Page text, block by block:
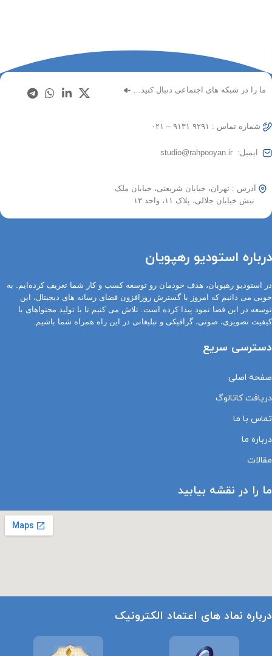
ما را در شبکه های اجتماعی دنبال کنید…
شماره تماس : ۹۲۹۱ ۹۱۳۱ – ۰۲۱
ایمیل: studio@rahpooyan.ir
آدرس : تهران، خیابان شریعتی، خیابان ملک
نبش خیابان جلالی، پلاک ۱۱، واحد ۱۳
درباره استودیو رهپویان
در استودیو رهپویان، هدف خودمان رو توسعه کسب و کار شما تعریف کرده‌ایم. به
خوبی می دانیم که امروز با گسترش روزافزون فضای رسانه های دیجیتال، این
توسعه در این فضا نمود پیدا کرده است. تلاش می کنیم تا با تولید محتواهای با
کیفیت تصویری، صوتی، گرافیکی و تبلیغاتی در این راه همراه شما باشیم.
دسترسی سریع
صفحه اصلی
دریافت کاتالوگ
تماس با ما
درباره ما
مقالات
ما را در نقشه بیابید
درباره نماد های اعتماد الکترونیک